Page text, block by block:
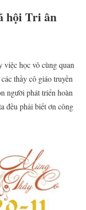
hội Tri ân
việc học vô cùng quan
thầy cô giáo truyền
người phát triển hoàn
đều phải biết ơn công